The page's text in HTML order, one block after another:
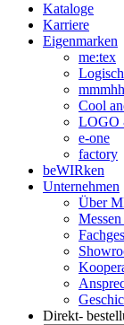
Kataloge
Karriere
Eigenmarken
me:tex
Cool
LOGO
e-one
factory
beWIRken
Unternehmen
Über
Direkt-